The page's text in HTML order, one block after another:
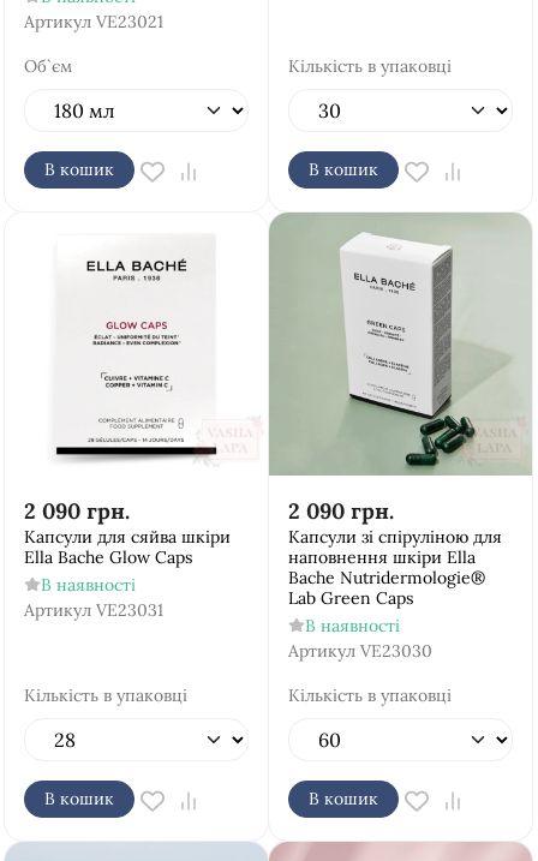
Артикул VE23021
Об`єм
В кошик
Кількість в упаковці
В кошик
2 090 грн.
Капсули для сяйва шкіри
Ella Bache Glow Caps
В наявності
Артикул VE23031
Кількість в упаковці
В кошик
2 090 грн.
Капсули зі спіруліною для
наповнення шкіри Ella
Bache Nutridermologie®
Lab Green Caps
В наявності
Артикул VE23030
Кількість в упаковці
В кошик